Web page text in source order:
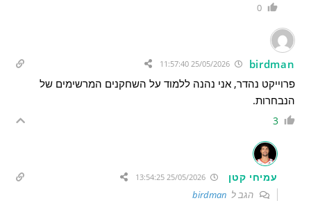
0
birdman
25/05/2026 11:57:40
פרוייקט נהדר, אני נהנה ללמוד על השחקנים המרשימים של
הנבחרות.
3
עמיחי קטן
הגב ל birdman